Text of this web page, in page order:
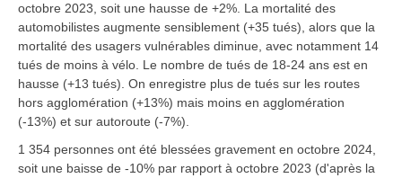
octobre 2023, soit une hausse de +2%. La mortalité des
automobilistes augmente sensiblement (+35 tués), alors que la
mortalité des usagers vulnérables diminue, avec notamment 14
tués de moins à vélo. Le nombre de tués de 18-24 ans est en
hausse (+13 tués). On enregistre plus de tués sur les routes
hors agglomération (+13%) mais moins en agglomération
(-13%) et sur autoroute (-7%).
1 354 personnes ont été blessées gravement en octobre 2024,
soit une baisse de -10% par rapport à octobre 2023 (d'après la